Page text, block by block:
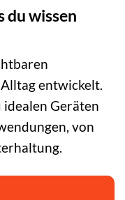
du wissen
entwickelt.
Geräten
von